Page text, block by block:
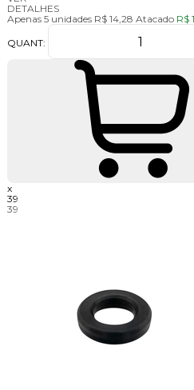
DETALHES
Apenas 5 unidades R$ 14,28 Atacado R$
QUANT:
x
39
39